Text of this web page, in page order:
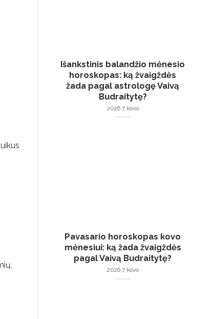
Išankstinis balandžio mėnesio
horoskopas: ką žvaigždės
žada pagal astrologę Vaivą
Budraitytę?
2026 7 kovo
Pavasario horoskopas kovo
mėnesiui: ką žada žvaigždės
pagal Vaivą Budraitytę?
2026 7 kovo